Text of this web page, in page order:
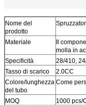
Nome del
prodotto
Materiale
Il
molla in
Specificità
28/410,
Tasso di scarico
2.0CC
Colore/lunghezza
del tubo
Come
MOQ
1000 pcs/